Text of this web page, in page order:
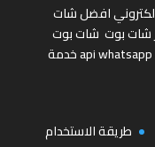
افضل شات
شات بوت شات بوت
api whatsappخدمة
طريقة الاستخدام